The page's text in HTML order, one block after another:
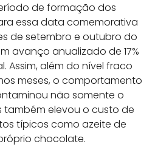
de formação dos
essa data comemorativa
de setembro e outubro do
avanço anualizado de 17%
Assim, além do nível fraco
meses, o comportamento
não somente o
também elevou o custo de
típicos como azeite de
chocolate.